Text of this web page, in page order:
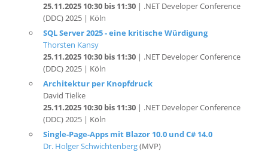
SQL Server 2025 - eine kritische Würdigung
Thorsten Kansy
25.11.2025 10:30 bis 11:30| .NET Developer Conference
(DDC) 2025 | Köln
Architektur per Knopfdruck
David Tielke
25.11.2025 10:30 bis 11:30| .NET Developer Conference
(DDC) 2025 | Köln
Single-Page-Apps mit Blazor 10.0 und C# 14.0
Dr. Holger Schwichtenberg
24.11.2025 09:00 bis 17:00| .NET Developer Conference
(DDC) 2025 | Köln